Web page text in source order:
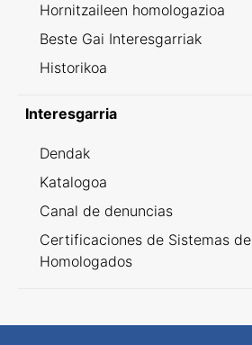
Hornitzaileen homologazioa
Beste Gai Interesgarriak
Historikoa
Interesgarria
Dendak
Katalogoa
Canal de denuncias
Certificaciones de Sistemas
Homologados